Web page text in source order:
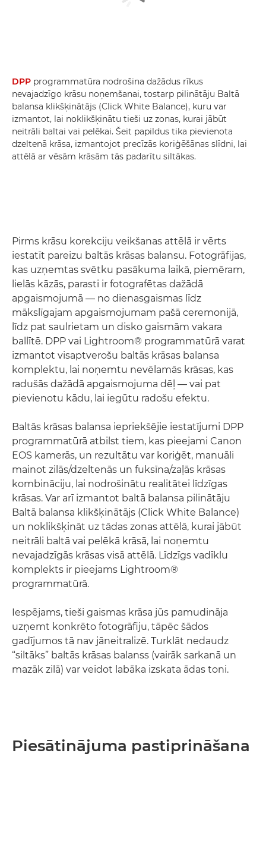
DPP programmatūra nodrošina dažādus rīkus
nevajadzīgo krāsu noņemšanai, tostarp pilinātāju Baltā
balansa klikšķinātājs (Click White Balance), kuru var
izmantot, lai noklikšķinātu tieši uz zonas, kurai jābūt
neitrāli baltai vai pelēkai. Šeit papildus tika pievienota
dzeltenā krāsa, izmantojot precīzās koriģēšānas slīdni, lai
attēlā ar vēsām krāsām tās padarītu siltākas.
Pirms krāsu korekciju veikšanas attēlā ir vērts
iestatīt pareizu baltās krāsas balansu. Fotogrāfijas,
kas uzņemtas svētku pasākuma laikā, piemēram,
lielās kāzās, parasti ir fotografētas dažādā
apgaismojumā — no dienasgaismas līdz
mākslīgajam apgaismojumam pašā ceremonijā,
līdz pat saulrietam un disko gaismām vakara
ballītē. DPP vai Lightroom® programmatūrā varat
izmantot visaptverošu baltās krāsas balansa
komplektu, lai noņemtu nevēlamās krāsas, kas
radušās dažādā apgaismojuma dēļ — vai pat
pievienotu kādu, lai iegūtu radošu efektu.
Baltās krāsas balansa iepriekšējie iestatījumi DPP
programmatūrā atbilst tiem, kas pieejami Canon
EOS kamerās, un rezultātu var koriģēt, manuāli
mainot zilās/dzeltenās un fuksīna/zaļās krāsas
kombināciju, lai nodrošinātu realitātei līdzīgas
krāsas. Var arī izmantot baltā balansa pilinātāju
Baltā balansa klikšķinātājs (Click White Balance)
un noklikšķināt uz tādas zonas attēlā, kurai jābūt
neitrāli baltā vai pelēkā krāsā, lai noņemtu
nevajadzīgās krāsas visā attēlā. Līdzīgs vadīklu
komplekts ir pieejams Lightroom®
programmatūrā.
Iespējams, tieši gaismas krāsa jūs pamudināja
uzņemt konkrēto fotogrāfiju, tāpēc šādos
gadījumos tā nav jāneitralizē. Turklāt nedaudz
“siltāks” baltās krāsas balanss (vairāk sarkanā un
mazāk zilā) var veidot labāka izskata ādas toni.
Piesātinājuma pastiprināšana